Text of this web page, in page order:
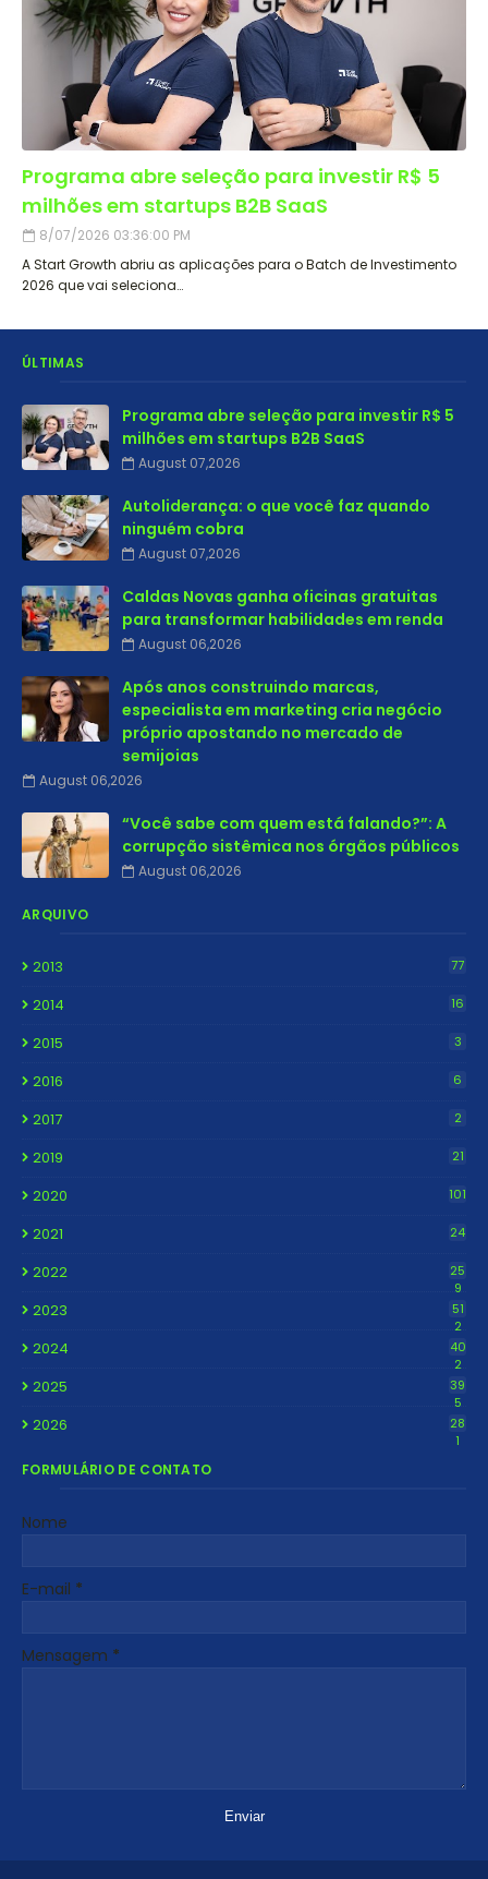
Programa abre seleção para investir R$ 5
milhões em startups B2B SaaS
8/07/2026 03:36:00 PM
A Start Growth abriu as aplicações para o Batch de Investimento
2026 que vai seleciona…
ÚLTIMAS
Programa abre seleção para investir R$ 5
milhões em startups B2B SaaS
August 07,2026
Autoliderança: o que você faz quando
ninguém cobra
August 07,2026
Caldas Novas ganha oficinas gratuitas
para transformar habilidades em renda
August 06,2026
Após anos construindo marcas,
especialista em marketing cria negócio
próprio apostando no mercado de
semijoias
August 06,2026
“Você sabe com quem está falando?”: A
corrupção sistêmica nos órgãos públicos
August 06,2026
ARQUIVO
2013 77
2014 16
2015 3
2016 6
2017 2
2019 21
2020 101
2021 24
2022
25
9
2023
51
2
2024
40
2
2025
39
5
2026
28
1
FORMULÁRIO DE CONTATO
Nome
E-mail *
Mensagem *